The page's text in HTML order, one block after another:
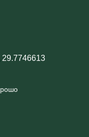
29.7746613